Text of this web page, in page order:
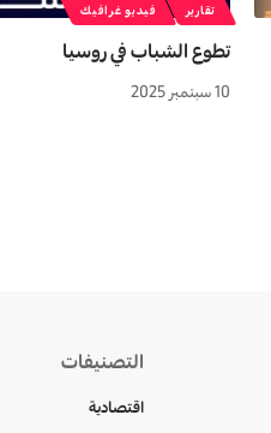
تقارير فيديو غرافيك
تطوع الشباب في روسیا
10 سبتمبر 2025
التصنيفات
اقتصادية